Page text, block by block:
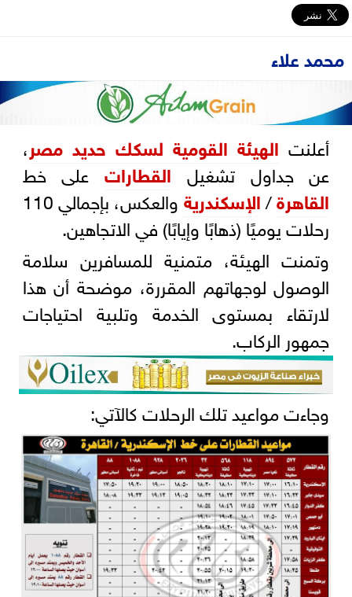
محمد علاء
أعلنت الهيئة القومية لسكك حديد مصر،
عن جداول تشغيل القطاراتعلى خط
القاهرة/الإسكندرية
والعكس، بإجمالي 110
رحلات يوميًا (ذهابًا وإيابًا) في الاتجاهين.
وتمنت الهيئة، متمنية للمسافرين سلامة
الوصول لوجهاتهم المقررة، موضحة أن هذا
لارتقاء بمستوى الخدمة وتلبية احتياجات
جمهور الركاب.
وجاءت مواعيد تلك الرحلات كالآتي: